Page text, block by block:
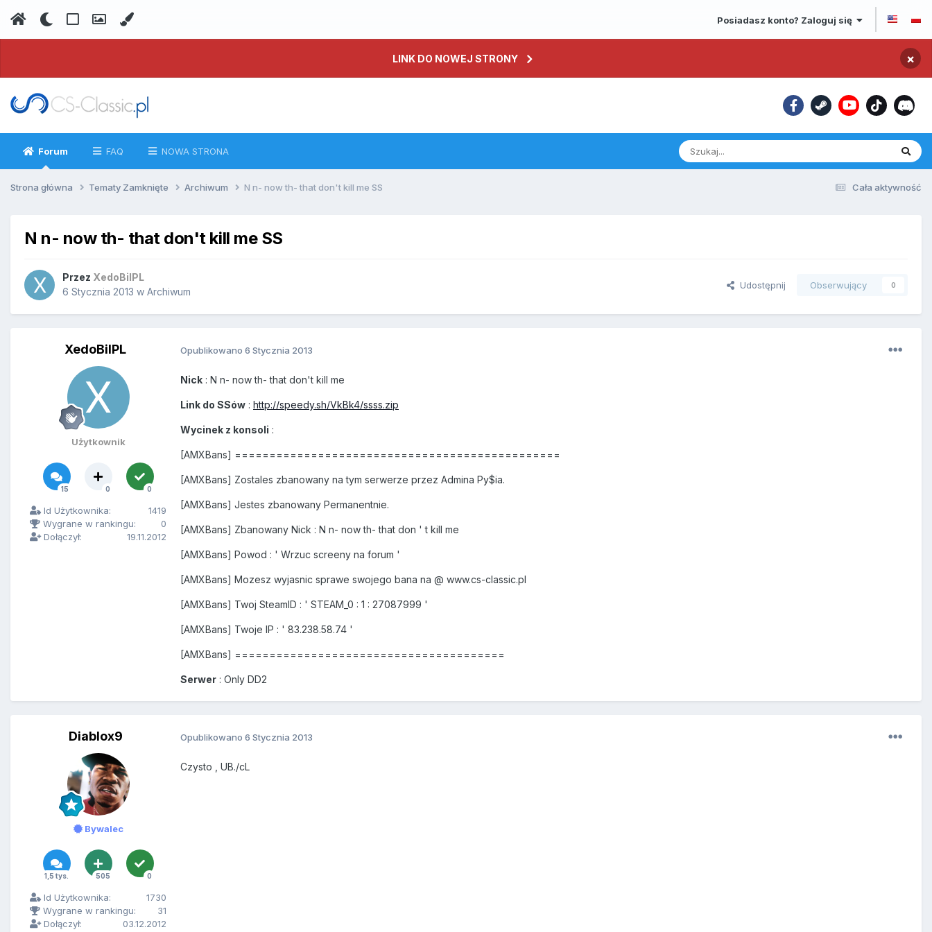
Posiadasz konto? Zaloguj się
LINK DO NOWEJ STRONY ×
Forum FAQ NOWA STRONA
Cała aktywność
Strona główna Tematy Zamknięte Archiwum N n- now th- that don't kill me SS
N n- now th- that don't kill me SS
Przez XedoBilPL
6 Stycznia 2013 w Archiwum
Udostępnij Obserwujący 0
XedoBilPL
Użytkownik
15 0 0
Id Użytkownika:
1419
Wygrane w rankingu:
0
Dołączył:
19.11.2012
Opublikowano 6 Stycznia 2013
Nick : N n- now th- that don't kill me
Link do SSów : http://speedy.sh/VkBk4/ssss.zip
Wycinek z konsoli :
[AMXBans] ===============================================
[AMXBans] Zostales zbanowany na tym serwerze przez Admina Py$ia.
[AMXBans] Jestes zbanowany Permanentnie.
[AMXBans] Zbanowany Nick : N n- now th- that don ' t kill me
[AMXBans] Powod : ' Wrzuc screeny na forum '
[AMXBans] Mozesz wyjasnic sprawe swojego bana na @ www.cs-classic.pl
[AMXBans] Twoj SteamID : ' STEAM_0 : 1 : 27087999 '
[AMXBans] Twoje IP : ' 83.238.58.74 '
[AMXBans] =======================================
Serwer : Only DD2
Diablox9
Bywalec
1,5 tys. 505 0
Id Użytkownika:
1730
Wygrane w rankingu:
31
Dołączył:
03.12.2012
Opublikowano 6 Stycznia 2013
Czysto , UB./cL